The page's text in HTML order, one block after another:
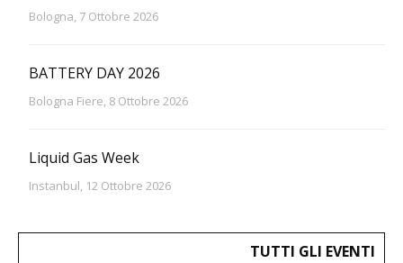
Bologna, 7 Ottobre 2026
BATTERY DAY 2026
Bologna Fiere, 8 Ottobre 2026
Liquid Gas Week
Instanbul, 12 Ottobre 2026
TUTTI GLI EVENTI